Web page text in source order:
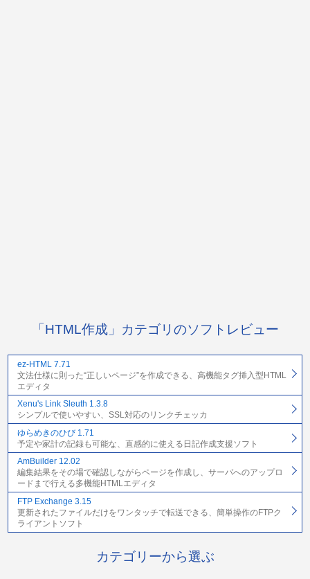
「HTML作成」カテゴリのソフトレビュー
ez-HTML 7.71
文法仕様に則った“正しいページ”を作成できる、高機能タグ挿入型HTML
エディタ
Xenu's Link Sleuth 1.3.8
シンプルで使いやすい、SSL対応のリンクチェッカ
ゆらめきのひび 1.71
予定や家計の記録も可能な、直感的に使える日記作成支援ソフト
AmBuilder 12.02
編集結果をその場で確認しながらページを作成し、サーバへのアップロ
ードまで行える多機能HTMLエディタ
FTP Exchange 3.15
更新されたファイルだけをワンタッチで転送できる、簡単操作のFTPク
ライアントソフト
カテゴリーから選ぶ